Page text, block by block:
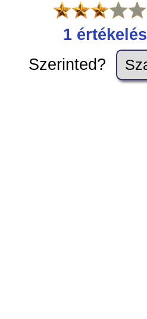
1 értékelés
Szerinted?